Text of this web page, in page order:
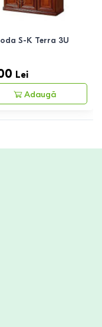
S-K Terra 3U
Lei
Adaugă